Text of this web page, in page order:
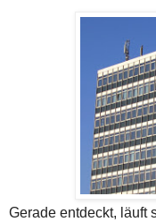
Gerade entdeckt, läuft